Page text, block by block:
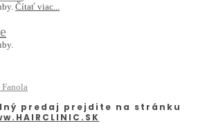
Čítať viac...
predaj prejdite na stránku